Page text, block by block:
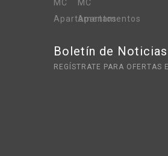
Boletín de Noticias
REGÍSTRATE PARA OFERTAS